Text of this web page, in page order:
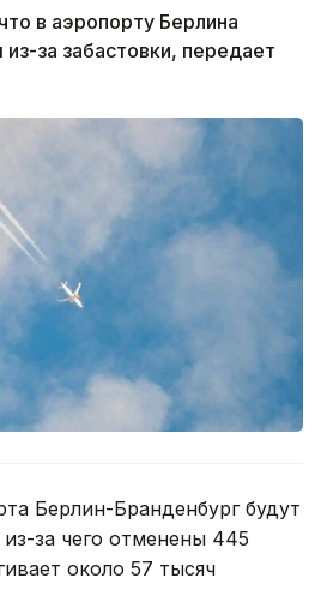
в аэропорту Берлина
за забастовки, передает
Берлин-Бранденбург будут
за чего отменены 445
около 57 тысяч